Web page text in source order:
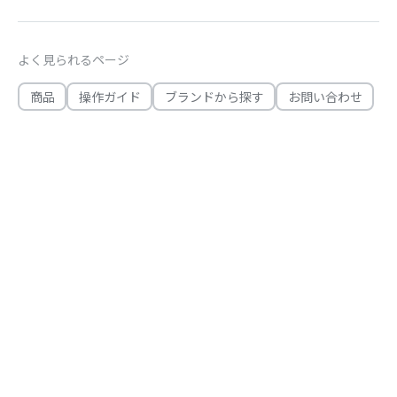
よく見られるページ
商品 操作ガイド ブランドから探す お問い合わせ